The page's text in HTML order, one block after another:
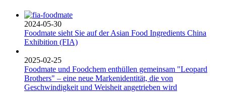
2024-05-30
Foodmate sieht Sie auf der Asian Food Ingredients China
Exhibition (FIA)
2025-02-25
Foodmate und Foodchem enthüllen gemeinsam "Leopard
Brothers" – eine neue Markenidentität, die von
Geschwindigkeit und Weisheit angetrieben wird